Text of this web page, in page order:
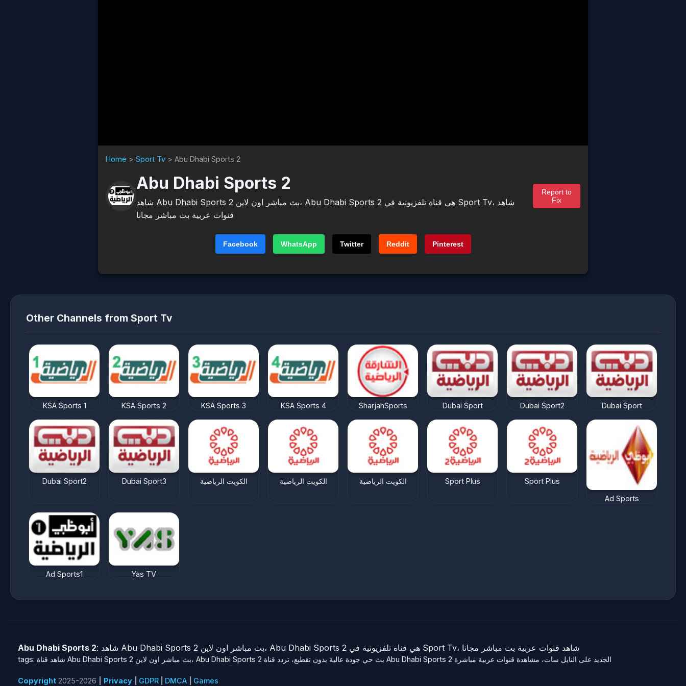
Home > Sport Tv > Abu Dhabi Sports 2
Abu Dhabi Sports 2
شاهد Abu Dhabi Sports 2 بث مباشر اون لاين، Abu Dhabi Sports 2 هي قناة تلفزيونية في Sport Tv، شاهد
قنوات عربية بث مباشر مجانا
Report to
Fix
Facebook WhatsApp Twitter Reddit Pinterest
Other Channels from Sport Tv
KSA Sports 1 KSA Sports 2 KSA Sports 3 KSA Sports 4 SharjahSports Dubai Sport Dubai Sport2 Dubai Sport
Dubai Sport2 Dubai Sport3 الكويت الرياضية الكويت الرياضية الكويت الرياضية Sport Plus Sport Plus
Ad Sports
Ad Sports1 Yas TV
Abu Dhabi Sports 2 : شاهد Abu Dhabi Sports 2 بث مباشر اون لاين، Abu Dhabi Sports 2 هي قناة تلفزيونية في Sport Tv، شاهد قنوات عربية بث مباشر مجانا
tags: شاهد قناة Abu Dhabi Sports 2 بث مباشر اون لاين، Abu Dhabi Sports 2 بث حي جودة عالية بدون تقطيع، تردد قناة Abu Dhabi Sports 2 الجديد على النايل سات، مشاهدة قنوات عربية مباشرة
Copyright 2025-2026 Privacy GDPR DMCA Games